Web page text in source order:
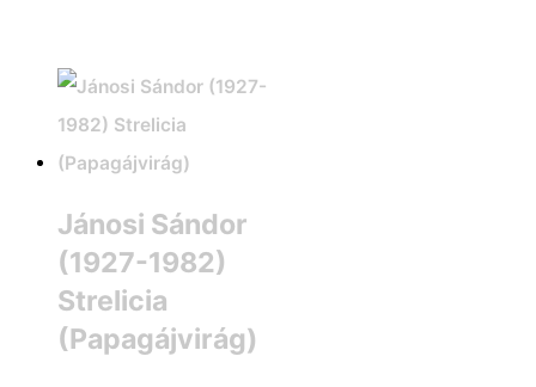
Jánosi Sándor
(1927-1982)
Strelicia
(Papagájvirág)